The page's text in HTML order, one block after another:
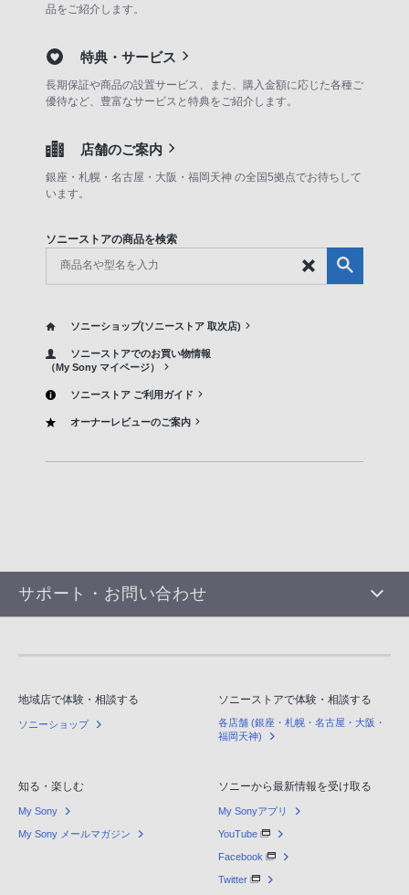
品をご紹介します。
特典・サービス
長期保証や商品の設置サービス、また、購入金額に応じた各種ご
優待など、豊富なサービスと特典をご紹介します。
店舗のご案内
銀座・札幌・名古屋・大阪・福岡天神 の全国5拠点でお待ちして
います。
ソニーストアの商品を検索
ソニーショップ(ソニーストア 取次店)
ソニーストアでのお買い物情報
（My Sony マイページ）
ソニーストア ご利用ガイド
オーナーレビューのご案内
サポート・お問い合わせ
地域店で体験・相談する
ソニーショップ
ソニーストアで体験・相談する
各店舗 (銀座・札幌・名古屋・大阪・
福岡天神)
知る・楽しむ
My Sony
My Sony メールマガジン
ソニーから最新情報を受け取る
My Sonyアプリ
YouTube
Facebook
Twitter